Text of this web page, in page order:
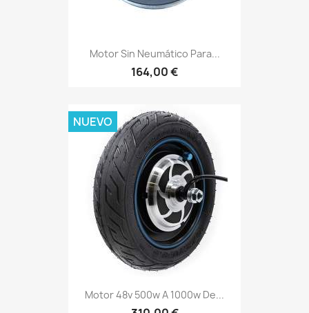
Motor Sin Neumático Para...
164,00 €
Motor 48v 500w A 1000w De...
NUEVO